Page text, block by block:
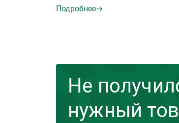
Подробнее
Не
нужный